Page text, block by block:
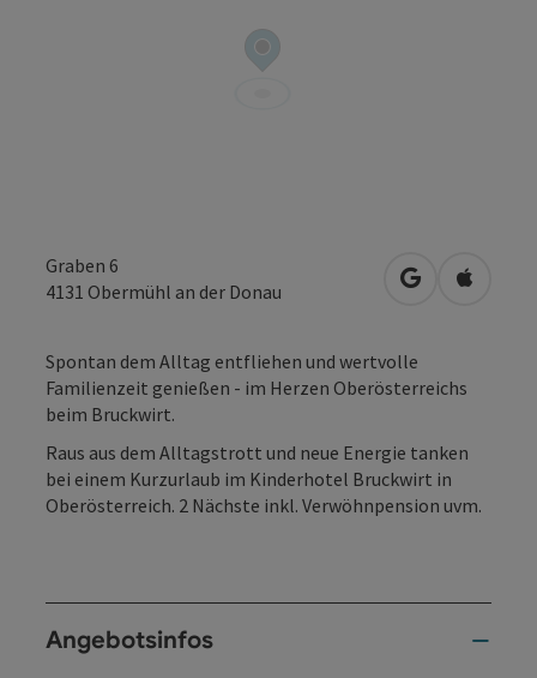
Graben 6
4131 Obermühl an der Donau in Google
in
Spontan dem Alltag entfliehen und wertvolle
Familienzeit genießen - im Herzen Oberösterreichs
beim Bruckwirt.
Raus aus dem Alltagstrott und neue Energie tanken
bei einem Kurzurlaub im Kinderhotel Bruckwirt in
Oberösterreich. 2 Nächste inkl. Verwöhnpension uvm.
Angebotsinfos